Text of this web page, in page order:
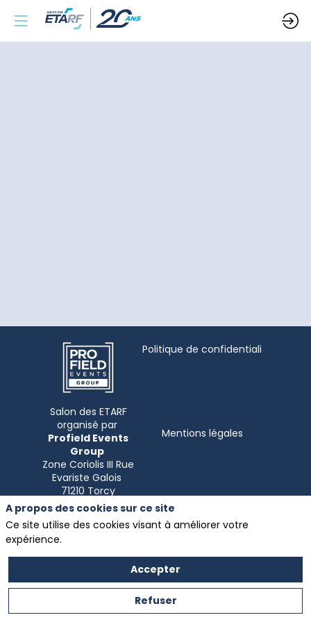
Salon des ETARF
organisé par
Profield Events
Group
Zone Coriolis III Rue
Evariste Galois
Politique de confidentialité
Mentions légales
A propos des cookies sur ce site
Ce site utilise des cookies visant à améliorer votre
expérience.
Accepter
Refuser